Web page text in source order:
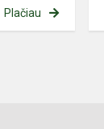
Plačiau